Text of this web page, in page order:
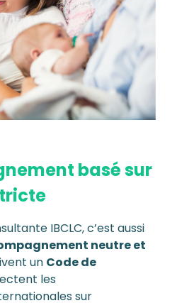
basé sur
IBCLC, c’est aussi
neutre et
un Code de
les
sur